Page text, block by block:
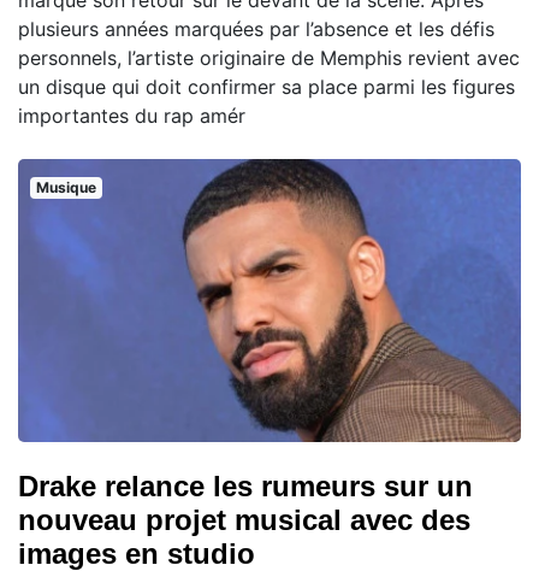
plusieurs années marquées par l’absence et les défis
personnels, l’artiste originaire de Memphis revient avec
un disque qui doit confirmer sa place parmi les figures
importantes du rap amér
Musique
Drake relance les rumeurs sur un
nouveau projet musical avec des
images en studio